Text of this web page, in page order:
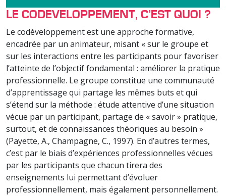
LE CODEVELOPPEMENT, C’EST QUOI ?
Le codéveloppement est une approche formative,
encadrée par un animateur, misant « sur le groupe et
sur les interactions entre les participants pour favoriser
l’atteinte de l’objectif fondamental : améliorer la pratique
professionnelle. Le groupe constitue une communauté
d’apprentissage qui partage les mêmes buts et qui
s’étend sur la méthode : étude attentive d’une situation
vécue par un participant, partage de « savoir » pratique,
surtout, et de connaissances théoriques au besoin »
(Payette, A., Champagne, C., 1997). En d’autres termes,
c’est par le biais d’expériences professionnelles vécues
par les participants que chacun tirera des
enseignements lui permettant d’évoluer
professionnellement, mais également personnellement.